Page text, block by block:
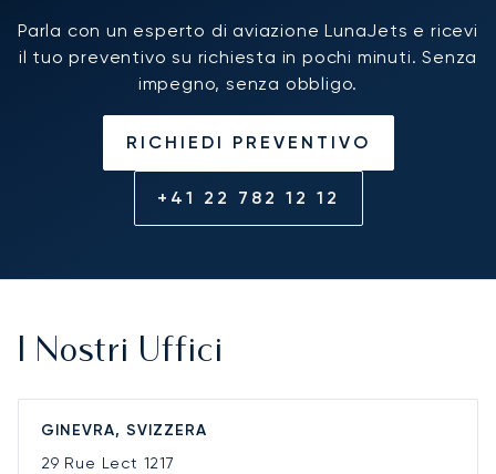
Parla con un esperto di aviazione LunaJets e ricevi
il tuo preventivo su richiesta in pochi minuti. Senza
impegno, senza obbligo.
RICHIEDI PREVENTIVO
+41 22 782 12 12
I Nostri Uffici
GINEVRA, SVIZZERA
29 Rue Lect 1217